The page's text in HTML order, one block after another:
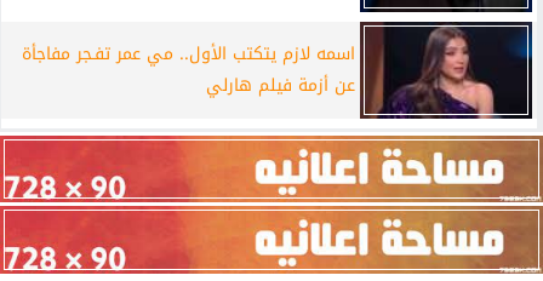
اسمه لازم يتكتب الأول.. مي عمر تفـجر مفاجأة
عن أزمة فيلم هارلي